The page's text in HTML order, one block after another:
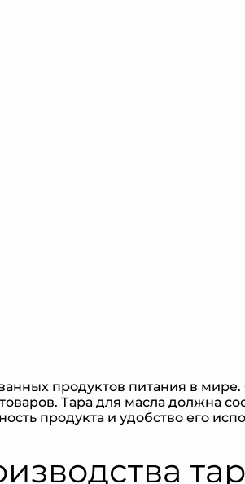
продуктов питания в
Тара для масла должна
продукта и удобство его